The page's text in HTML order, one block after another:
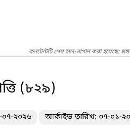
কনটেন্টটি শেষ হাল-নাগাদ করা হয়েছে:
(৮২৯)
০৭-২০২৬ আর্কাইভ তারিখ: ০৭-০১-